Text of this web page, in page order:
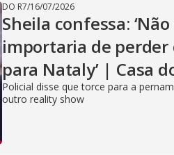
DO R7/16/07/2026
Sheila confessa:
importaria de perder
para Nataly’ | Casa
Policial disse que torce para a
outro reality show